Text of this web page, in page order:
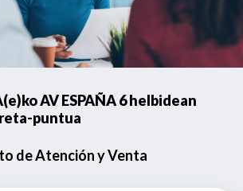
AV ESPAÑA 6 helbidean
puntua
de Atención y Venta